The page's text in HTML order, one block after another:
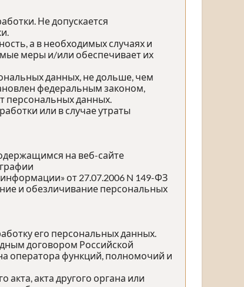
Не допускается
а в необходимых случаях и
меры и/или обеспечивает их
данных, не дольше, чем
федеральным законом,
персональных данных.
или в случае утраты
на веб-сайте
от 27.07.2006 N 149-ФЗ
и обезличивание персональных
его персональных данных.
договором Российской
оператора функций, полномочий и
акта другого органа или